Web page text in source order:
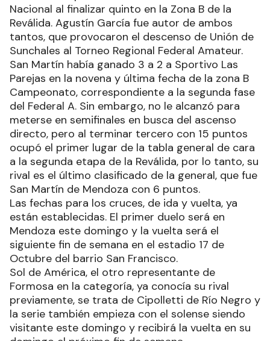
Nacional al finalizar quinto en la Zona B de la
Reválida. Agustín García fue autor de ambos
tantos, que provocaron el descenso de Unión de
Sunchales al Torneo Regional Federal Amateur.
San Martín había ganado 3 a 2 a Sportivo Las
Parejas en la novena y última fecha de la zona B
Campeonato, correspondiente a la segunda fase
del Federal A. Sin embargo, no le alcanzó para
meterse en semifinales en busca del ascenso
directo, pero al terminar tercero con 15 puntos
ocupó el primer lugar de la tabla general de cara
a la segunda etapa de la Reválida, por lo tanto, su
rival es el último clasificado de la general, que fue
San Martín de Mendoza con 6 puntos.
Las fechas para los cruces, de ida y vuelta, ya
están establecidas. El primer duelo será en
Mendoza este domingo y la vuelta será el
siguiente fin de semana en el estadio 17 de
Octubre del barrio San Francisco.
Sol de América, el otro representante de
Formosa en la categoría, ya conocía su rival
previamente, se trata de Cipolletti de Río Negro y
la serie también empieza con el solense siendo
visitante este domingo y recibirá la vuelta en su